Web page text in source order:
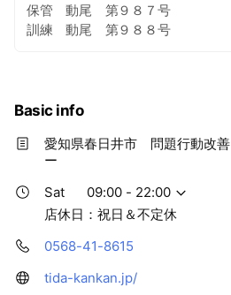
生き物としての個性を尊重して育成
そういう意味で、犬だけを変えるの
す。
特に御家族に対して攻撃性がある場
ば、改善はあり得ません。
度深く見直す必要があります
御家族の思想や行動を、変えてもら
保管 動尾 第９８７号
訓練 動尾 第９８８号
Basic info
愛知県春日井市 問題行動改
ー
Sat
09:00 - 22:00
店休日：祝日＆不定休
0568-41-8615
tida-kankan.jp/